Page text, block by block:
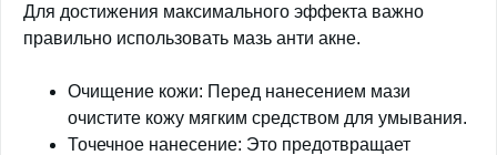
Для достижения максимального эффекта важно
правильно использовать мазь анти акне.
Очищение кожи: Перед нанесением мази
очистите кожу мягким средством для умывания.
Точечное нанесение: Это предотвращает